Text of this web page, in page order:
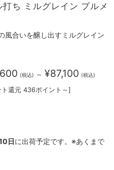
ち ミルグレイン プルメ
風合いを醸し出すミルグレイン
(税込) ～ ¥87,100 (税込)
ト還元 436ポイント～]
日に出荷予定です。※あくまで